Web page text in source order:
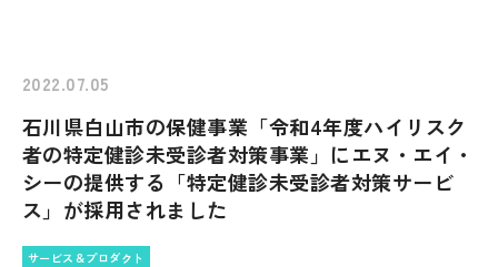
About us
Services & Products
2022.07.05
石川県白山市の保健事業「令和4年度ハイリスク
者の特定健診未受診者対策事業」にエヌ・エイ・
シーの提供する「特定健診未受診者対策サービ
ス」が採用されました
サービス＆プロダクト